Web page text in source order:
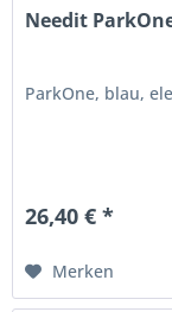
Needit
ParkOne, blau,
26,40 € *
Merken